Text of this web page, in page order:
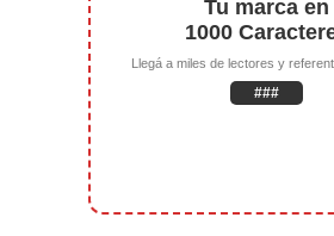
Tu marca en
1000
Llegá a miles de lectores y
###